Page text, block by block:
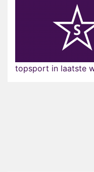
topsport in laatste